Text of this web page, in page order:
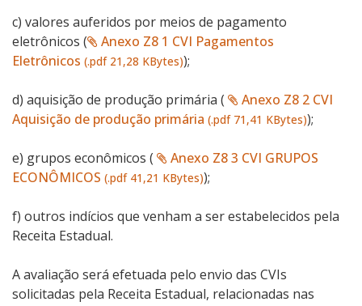
c) valores auferidos por meios de pagamento
eletrônicos (
Anexo Z8 1 CVI Pagamentos
Eletrônicos (.pdf 21,28 KBytes));
d) aquisição de produção primária (
Anexo Z8 2 CVI
Aquisição de produção primária (.pdf 71,41 KBytes));
e) grupos econômicos (
Anexo Z8 3 CVI GRUPOS
ECONÔMICOS (.pdf 41,21 KBytes));
f) outros indícios que venham a ser estabelecidos pela
Receita Estadual.
A avaliação será efetuada pelo envio das CVIs
solicitadas pela Receita Estadual, relacionadas nas